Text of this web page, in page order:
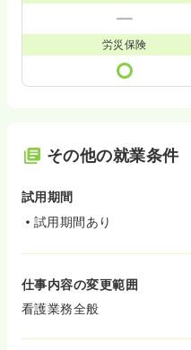
労災保険
その他の就業条件
試用期間
試用期間あり
仕事内容の変更範囲
看護業務全般